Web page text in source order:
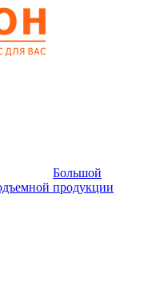
Большой
продукции